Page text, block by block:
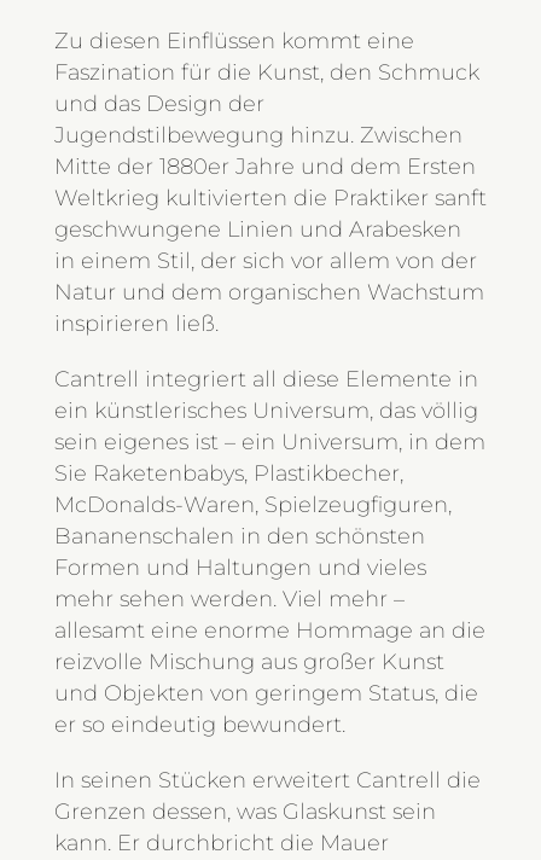
Zu diesen Einflüssen kommt eine
Faszination für die Kunst, den Schmuck
und das Design der
Jugendstilbewegung hinzu. Zwischen
Mitte der 1880er Jahre und dem Ersten
Weltkrieg kultivierten die Praktiker sanft
geschwungene Linien und Arabesken
in einem Stil, der sich vor allem von der
Natur und dem organischen Wachstum
inspirieren ließ.
Cantrell integriert all diese Elemente in
ein künstlerisches Universum, das völlig
sein eigenes ist – ein Universum, in dem
Sie Raketenbabys, Plastikbecher,
McDonalds-Waren, Spielzeugfiguren,
Bananenschalen in den schönsten
Formen und Haltungen und vieles
mehr sehen werden. Viel mehr –
allesamt eine enorme Hommage an die
reizvolle Mischung aus großer Kunst
und Objekten von geringem Status, die
er so eindeutig bewundert.
In seinen Stücken erweitert Cantrell die
Grenzen dessen, was Glaskunst sein
kann. Er durchbricht die Mauer